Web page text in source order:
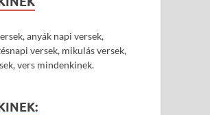
anyák napi versek,
versek, mikulás versek,
vers mindenkinek.